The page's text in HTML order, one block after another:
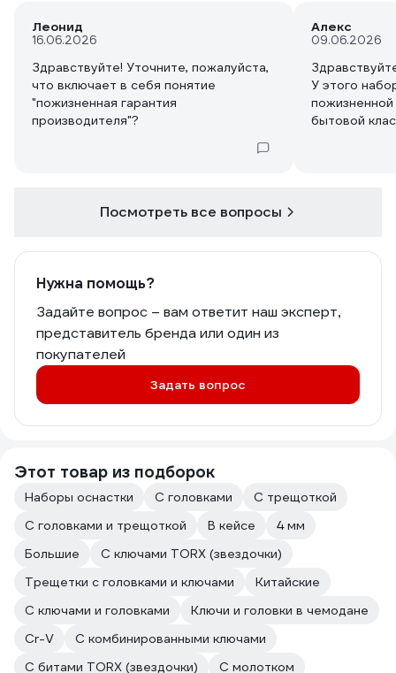
Леонид
16.06.2026
Здравствуйте! Уточните, пожалуйста,
что включает в себя понятие
"пожизненная гарантия
производителя"?
Алекс
09.06.2026
У этого
пожизненной
бытовой
Посмотреть все вопросы
Нужна помощь?
Задайте вопрос – вам ответит наш эксперт,
представитель бренда или один из
покупателей
Задать вопрос
Этот товар из подборок
Наборы оснастки С головками
С трещоткой
С головками и трещоткой
В кейсе
4 мм
Большие
С ключами TORX (звездочки)
Трещетки с головками и ключами
Китайские
С ключами и головками
Ключи и головки в чемодане
Cr-V
С комбинированными ключами
С битами TORX (звездочки)
С молотком